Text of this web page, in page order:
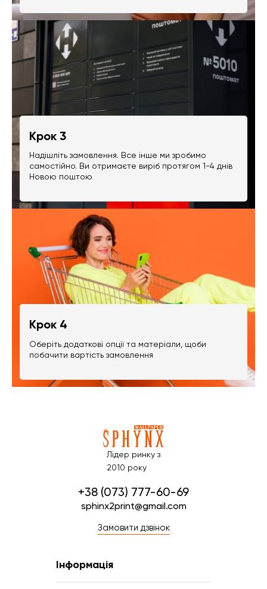
Крок 3
Надішліть замовлення. Все інше ми зробимо
самостійно. Ви отримаєте виріб протягом 1-4 днів
Новою поштою
Крок 4
Оберіть додаткові опції та матеріали, щоби
побачити вартість замовлення
Лідер ринку з
2010 року
+38 (073) 777-60-69
sphinx2print@gmail.com
Замовити дзвінок
Інформація